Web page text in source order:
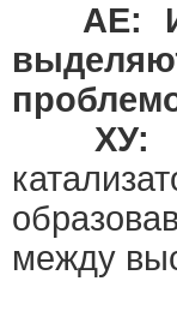
АЕ:
ХУ:
между